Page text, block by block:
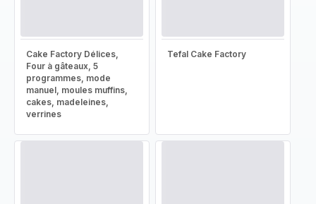
Cake Factory Délices,
Four à gâteaux, 5
programmes, mode
manuel, moules muffins,
cakes, madeleines,
verrines
Tefal Cake Factory